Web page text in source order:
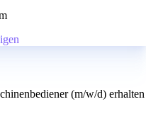
(m/w/d) erhalten